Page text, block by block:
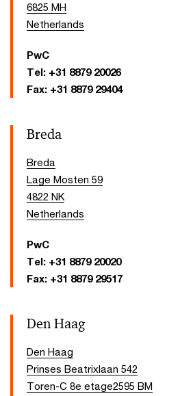
6825 MH
Netherlands
PwC
Tel: +31 8879 20026
Fax: +31 8879 29404
Breda
Breda
Lage Mosten 59
4822 NK
Netherlands
PwC
Tel: +31 8879 20020
Fax: +31 8879 29517
Den Haag
Den Haag
Prinses Beatrixlaan 542
Toren-C 8e etage­2595 BM